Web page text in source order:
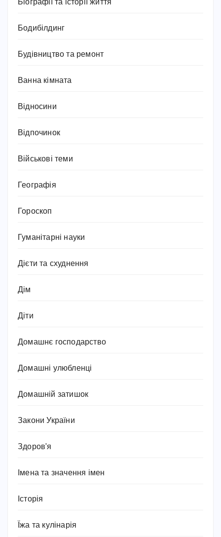
Біографії та історії життя
Бодибілдинг
Будівництво та ремонт
Ванна кімната
Відносини
Відпочинок
Військові теми
Географія
Гороскоп
Гуманітарні науки
Дієти та схуднення
Дім
Діти
Домашнє господарство
Домашні улюбленці
Домашній затишок
Закони України
Здоров'я
Імена та значення імен
Історія
Їжа та кулінарія